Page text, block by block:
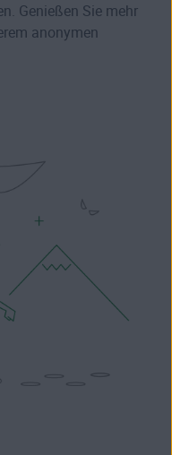
Genießen Sie mehr
anonymen